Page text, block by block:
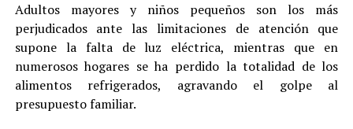
Adultos mayores y niños pequeños son los más
perjudicados ante las limitaciones de atención que
supone la falta de luz eléctrica, mientras que en
numerosos hogares se ha perdido la totalidad de los
alimentos refrigerados, agravando el golpe al
presupuesto familiar.